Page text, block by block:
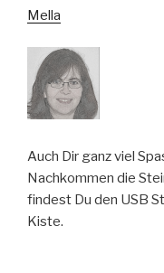
Mella
Auch Dir ganz viel
Nachkommen die
findest Du den USB
Kiste.